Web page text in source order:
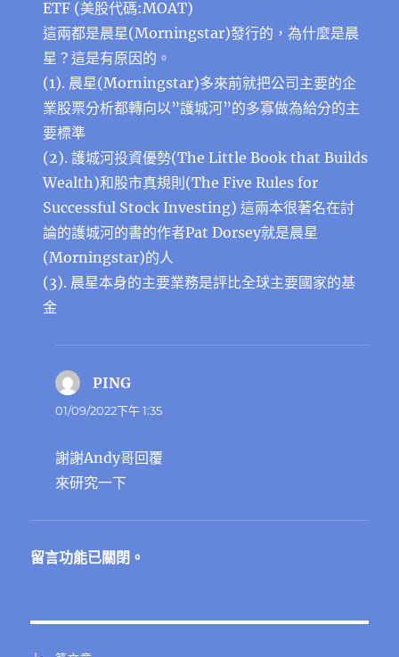
ETF (美股代碼:MOAT)
這兩都是晨星(Morningstar)發行的，為什麼是晨
星？這是有原因的。
(1). 晨星(Morningstar)多來前就把公司主要的企
業股票分析都轉向以”護城河”的多寡做為給分的主
要標準
(2). 護城河投資優勢(The Little Book that Builds
Wealth)和股市真規則(The Five Rules for
Successful Stock Investing) 這兩本很著名在討
論的護城河的書的作者Pat Dorsey就是晨星
(Morningstar)的人
(3). 晨星本身的主要業務是評比全球主要國家的基
金
PING
示:
01/09/2022下午 1:35
謝謝Andy哥回覆
來研究一下
留言功能已關閉。